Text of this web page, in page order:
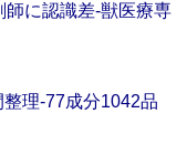
師に認識差‐獣医療専
理‐77成分1042品